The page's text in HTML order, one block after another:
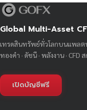
Global Multi-Asset
เทรดสินทรัพย์ทั่วโลกบนแพลต
ทองคำ · ดัชนี · พลังงาน · CFD
เปิดบัญชีฟรี